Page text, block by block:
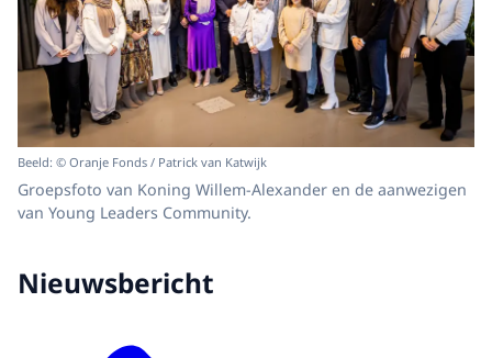
Beeld: © Oranje Fonds / Patrick van Katwijk
Groepsfoto van Koning Willem-Alexander en de aanwezigen
van Young Leaders Community.
Nieuwsbericht